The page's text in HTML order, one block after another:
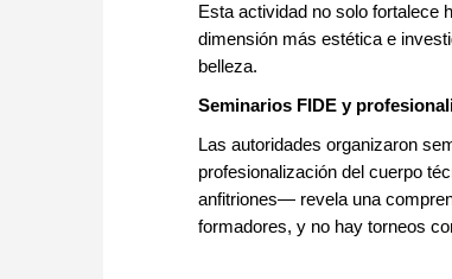
Esta actividad no solo fortalece
dimensión más estética e
belleza.
Seminarios FIDE y
Las autoridades organizaron
profesionalización del cuerpo
anfitriones— revela una
formadores, y no hay torneos